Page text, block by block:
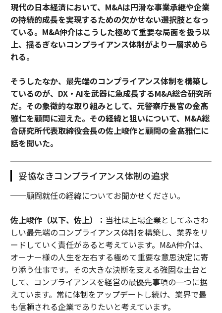
現代の日本経済において、M&Aは円滑な事業承継や企業
の持続的成長を実現するための欠かせない選択肢となっ
ている。M&A仲介はこうした極めて重要な局面を扱う以
上、揺るぎないコンプライアンス体制がより一層求めら
れる。
そうしたなか、最先端のコンプライアンス体制を構築し
ているのが、DX・AIを武器に急成長するM&A総合研究所
だ。その象徴的な取り組みとして、元警察庁長官の金髙
雅仁を顧問に迎えた。その経緯と狙いについて、M&A総
合研究所代表取締役会長の佐上峻作と顧問の金髙雅仁に
話を聞いた。
妥協なきコンプライアンス体制の追求
──顧問就任の経緯についてお聞かせください。
佐上峻作（以下、佐上）： 当社は上場企業としてふさわ
しい最先端のコンプライアンス体制を構築し、業界をリ
ードしていく責任があると考えています。M&A仲介は、
オーナー様の人生を左右する極めて重要な意思決定に寄
り添う仕事です。その大きな決断を支える強固な土台と
して、コンプライアンスを経営の最優先事項の一つに据
えています。常に体制をアップデートし続け、業界で最
も信頼される企業でありたいと考えています。